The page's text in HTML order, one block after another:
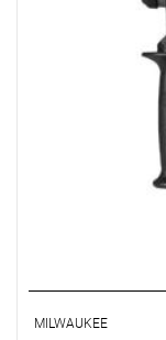
MILWAUKEE